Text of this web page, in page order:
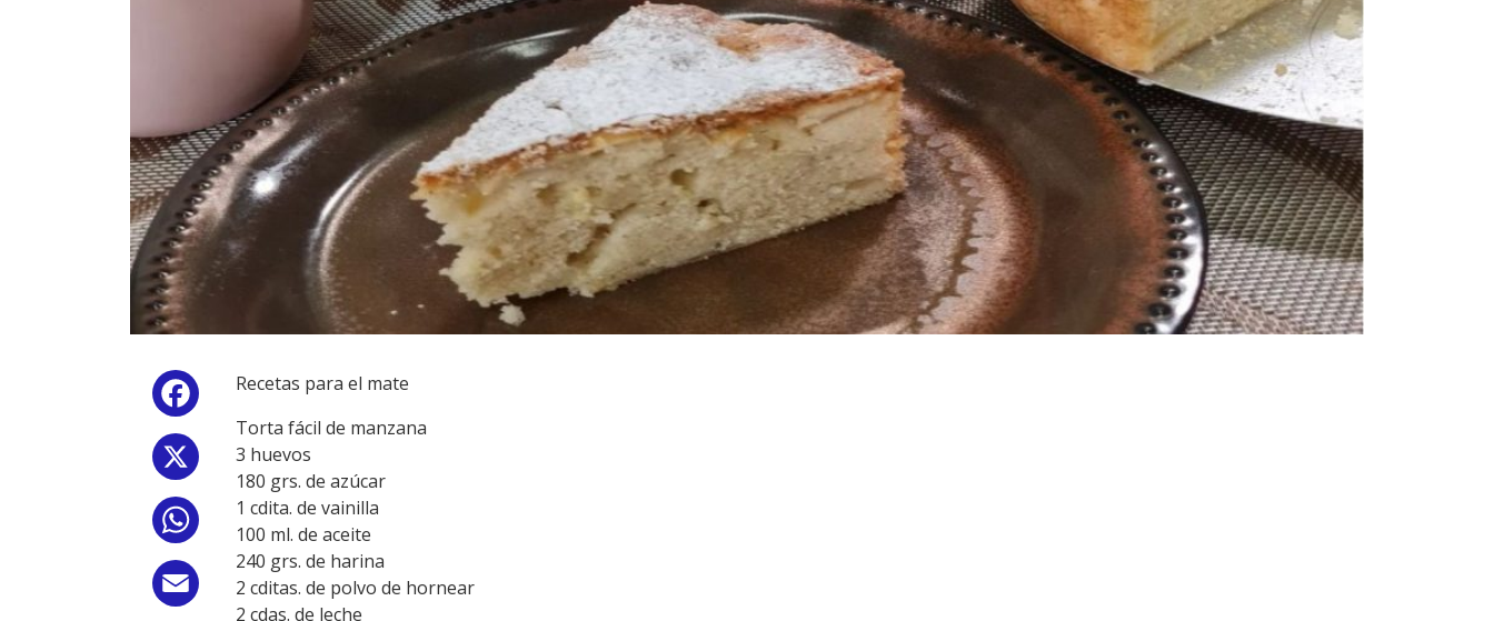
Facebook
WhatsApp
Email
Recetas para el mate
Torta fácil de manzana
3 huevos
180 grs. de azúcar
1 cdita. de vainilla
100 ml. de aceite
240 grs. de harina
2 cditas. de polvo de hornear
2 cdas. de leche